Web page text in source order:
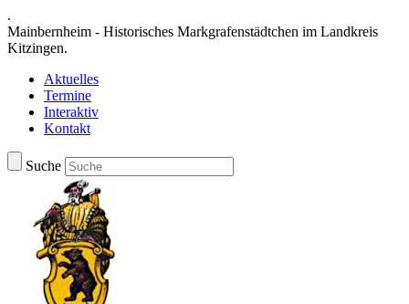
.
Mainbernheim - Historisches Markgrafenstädtchen im Landkreis
Kitzingen.
Aktuelles
Termine
Interaktiv
Kontakt
Suche